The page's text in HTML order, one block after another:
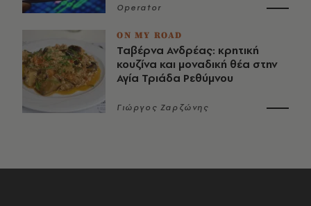
Operator
ON MY ROAD
Ταβέρνα Ανδρέας: κρητική
κουζίνα και μοναδική θέα στην
Αγία Τριάδα Ρεθύμνου
Γιώργος Ζαρζώνης